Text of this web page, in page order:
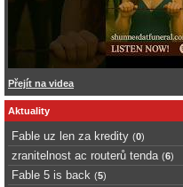
Přejít na videa
Aktuality
Fable uz len za kredity (0)
zranitelnost ac routerů tenda (6)
Fable 5 is back (5)